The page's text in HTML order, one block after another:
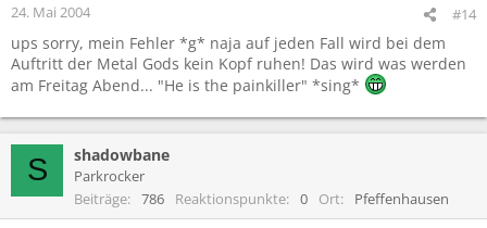
24. Mai 2004 #14
ups sorry, mein Fehler *g* naja auf jeden Fall wird bei dem
Auftritt der Metal Gods kein Kopf ruhen! Das wird was werden
am Freitag Abend... "He is the painkiller" *sing*
S shadowbane
Parkrocker
Beiträge
786 Reaktionspunkte 0 Ort Pfeffenhausen